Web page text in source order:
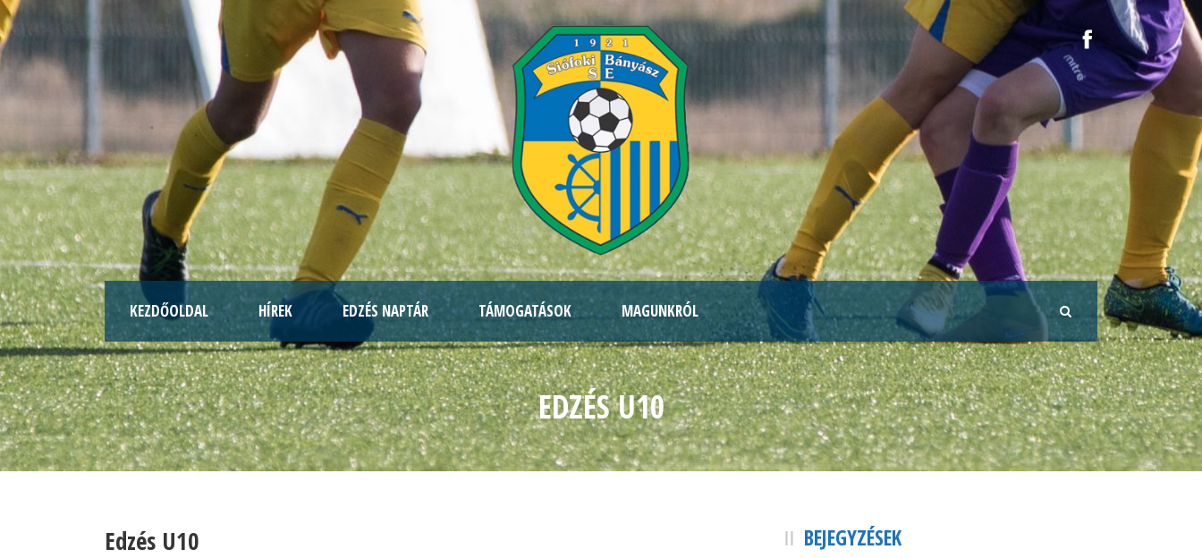
KEZDŐOLDAL HÍREK EDZÉS NAPTÁR TÁMOGATÁSOK MAGUNKRÓL
EDZÉS U10
Edzés U10 BEJEGYZÉSEK